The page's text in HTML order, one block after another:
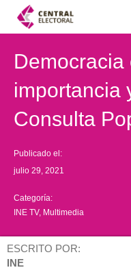
Democracia
importancia
Consulta
Publicado el:
julio 29, 2021
Categoría:
INE TV, Multimedia
ESCRITO POR:
INE